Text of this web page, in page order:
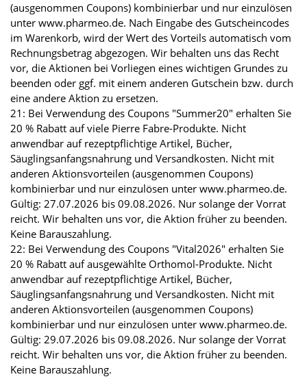
(ausgenommen Coupons) kombinierbar und nur einzulösen
unter www.pharmeo.de. Nach Eingabe des Gutscheincodes
im Warenkorb, wird der Wert des Vorteils automatisch vom
Rechnungsbetrag abgezogen. Wir behalten uns das Recht
vor, die Aktionen bei Vorliegen eines wichtigen Grundes zu
beenden oder ggf. mit einem anderen Gutschein bzw. durch
eine andere Aktion zu ersetzen.
21: Bei Verwendung des Coupons "Summer20" erhalten Sie
20 % Rabatt auf viele Pierre Fabre-Produkte. Nicht
anwendbar auf rezeptpflichtige Artikel, Bücher,
Säuglingsanfangsnahrung und Versandkosten. Nicht mit
anderen Aktionsvorteilen (ausgenommen Coupons)
kombinierbar und nur einzulösen unter www.pharmeo.de.
Gültig: 27.07.2026 bis 09.08.2026. Nur solange der Vorrat
reicht. Wir behalten uns vor, die Aktion früher zu beenden.
Keine Barauszahlung.
22: Bei Verwendung des Coupons "Vital2026" erhalten Sie
20 % Rabatt auf ausgewählte Orthomol-Produkte. Nicht
anwendbar auf rezeptpflichtige Artikel, Bücher,
Säuglingsanfangsnahrung und Versandkosten. Nicht mit
anderen Aktionsvorteilen (ausgenommen Coupons)
kombinierbar und nur einzulösen unter www.pharmeo.de.
Gültig: 29.07.2026 bis 09.08.2026. Nur solange der Vorrat
reicht. Wir behalten uns vor, die Aktion früher zu beenden.
Keine Barauszahlung.